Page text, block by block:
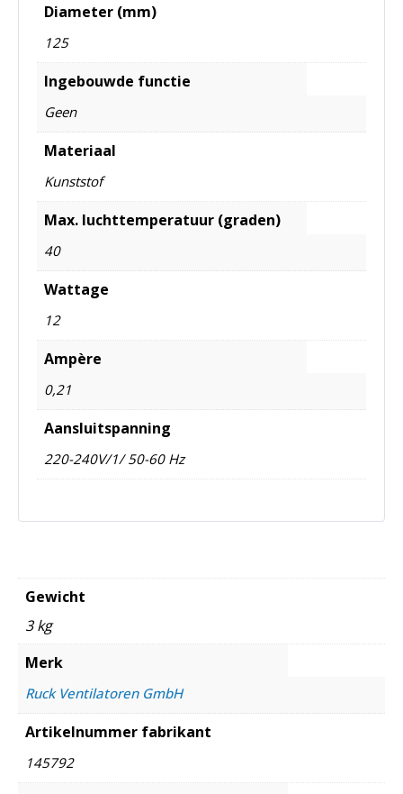
Diameter (mm)
125
Ingebouwde functie
Geen
Materiaal
Kunststof
Max. luchttemperatuur (graden)
40
Wattage
12
Ampère
0,21
Aansluitspanning
220-240V/1/ 50-60 Hz
Gewicht
3 kg
Merk
Ruck Ventilatoren GmbH
Artikelnummer fabrikant
145792